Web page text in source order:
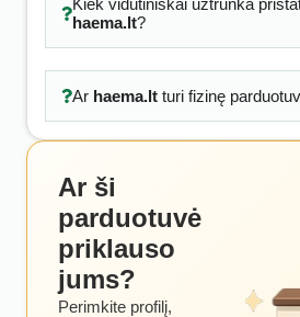
Kiek vidutiniškai užtrunka
haema.lt?
Ar haema.ltturi fizinę
Ar ši
parduotuvė
priklauso
jums?
Perimkite profilį,